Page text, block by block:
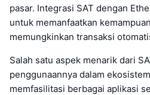
pasar. Integrasi SAT dengan
untuk memanfaatkan
memungkinkan transaksi
Salah satu aspek menarik dari
penggunaannya dalam
memfasilitasi berbagai aplikasi